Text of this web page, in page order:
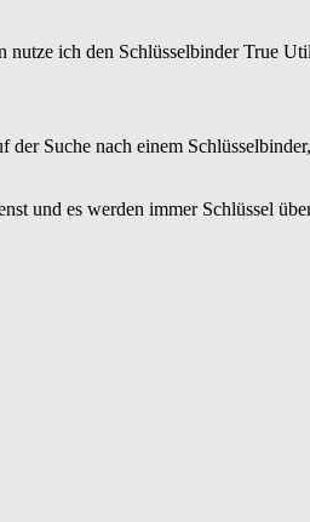
nutze ich den Schlüsselbinder True
Suche nach einem
und es werden immer Schlüssel